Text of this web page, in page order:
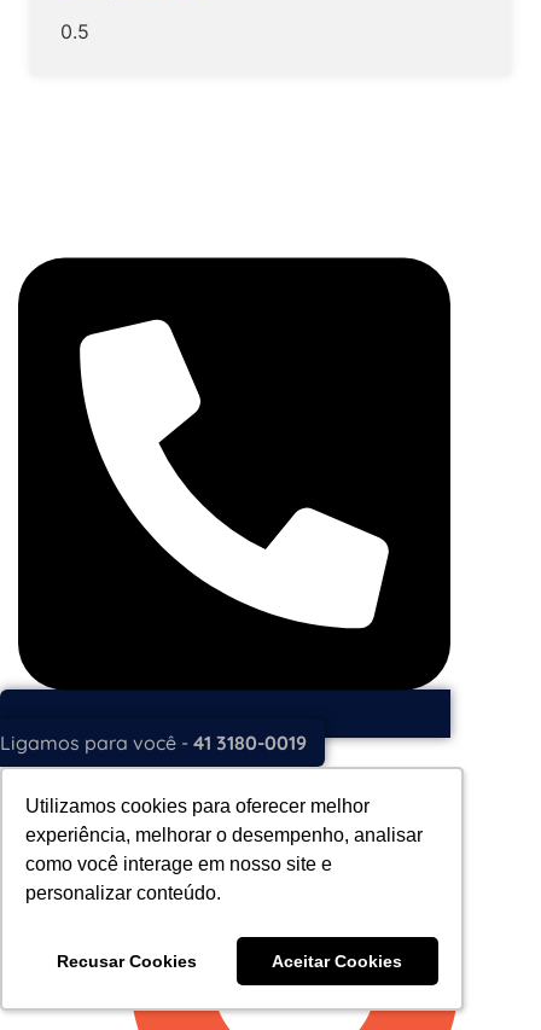
Utilizamos cookies para oferecer melhor
experiência, melhorar o desempenho, analisar
como você interage em nosso site e
personalizar conteúdo.
Recusar Cookies Aceitar Cookies
Utilizamos cookies para oferecer melhor
experiência, melhorar o desempenho, analisar
como você interage em nosso site e
personalizar conteúdo.
Recusar Cookies Aceitar Cookies
Ligamos para você - 41 3180-0019